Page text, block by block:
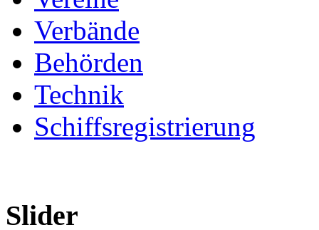
Verbände
Behörden
Technik
Schiffsregistrierung
Slider